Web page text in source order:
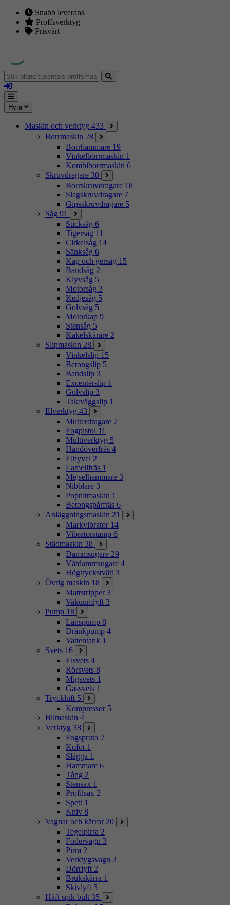
Snabb leverans
Proffsverktyg
Prisvärt
Sök
bland
tusentals
proffsmaskiner
Logga
in
Mina
sidor
Meny
Hyra
Maskin och verktyg 433
Borrmaskin 28
Borrhammare 19
Vinkelborrmaskin 1
Kombiborrmaskin 6
Skruvdragare 30
Borrskruvdragare 18
Slagskruvdragare 7
Gipsskruvdragare 5
Såg 91
Sticksåg 6
Tigersåg 11
Cirkelsåg 14
Sänksåg 6
Kap och gersåg 15
Bandsåg 2
Klyvsåg 5
Motorsåg 3
Kedjesåg 5
Golvsåg 5
Motorkap 9
Stensåg 5
Kakelskärare 2
Slipmaskin 28
Vinkelslip 15
Betongslip 5
Bandslip 3
Excenterslip 1
Golvslip 3
Tak/väggslip 1
Elverktyg 43
Mutterdragare 7
Fogpistol 11
Multiverktyg 5
Handöverfräs 4
Elhyvel 2
Lamellfräs 1
Mejselhammare 3
Nibblare 3
Popnitmaskin 1
Betongspårfräs 6
Anläggningsmaskin 21
Markvibrator 14
Vibratorstamp 6
Städmaskin 38
Dammsugare 29
Våtdammsugare 4
Högtryckstvätt 3
Övrig maskin 18
Mattstripper 3
Vakuumlyft 3
Pump 18
Länspump 8
Dränkpump 4
Vattentank 1
Svets 16
Elsvets 4
Rörsvets 8
Migsvets 1
Gassvets 1
Tryckluft 5
Kompressor 5
Bilmaskin 4
Verktyg 38
Fogspruta 2
Kofot 1
Slägga 1
Hammare 6
Tång 2
Stensax 1
Profilsax 2
Spett 1
Kniv 8
Vagnar och kärror 20
Tegelpirra 2
Fodervagn 3
Pirra 2
Verktygsvagn 2
Dörrlyft 2
Brukskärra 1
Skivlyft 5
Häft spik bult 35